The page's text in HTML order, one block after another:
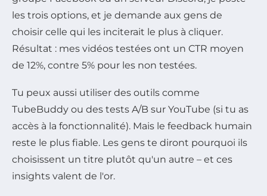
les trois options, et je demande aux gens de
choisir celle qui les inciterait le plus à cliquer.
Résultat : mes vidéos testées ont un CTR moyen
de 12%, contre 5% pour les non testées.
Tu peux aussi utiliser des outils comme
TubeBuddy ou des tests A/B sur YouTube (si tu as
accès à la fonctionnalité). Mais le feedback humain
reste le plus fiable. Les gens te diront pourquoi ils
choisissent un titre plutôt qu'un autre – et ces
insights valent de l'or.